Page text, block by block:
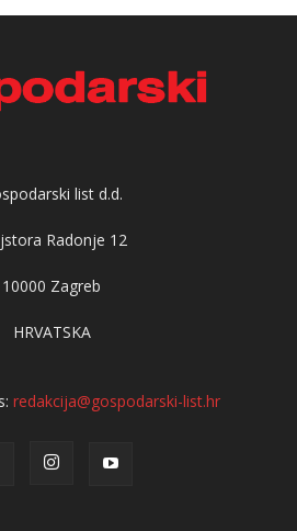
list d.d.
Radonje 12
10000 Zagreb
HRVATSKA
redakcija@gospodarski-list.hr